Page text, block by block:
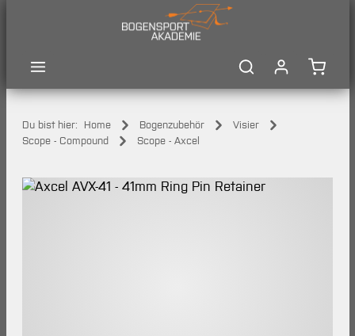
Du bist hier: Home Bogenzubehör
Visier
Scope - Compound
Scope - Axcel
Bildergalerie überspringen